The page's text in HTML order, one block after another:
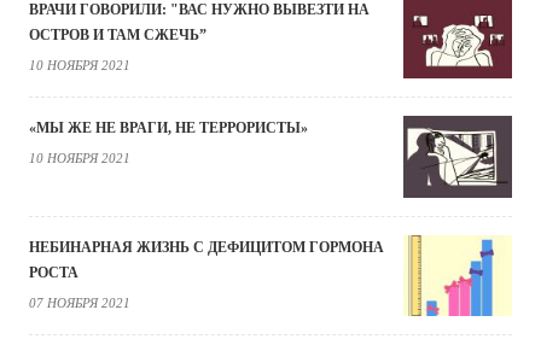
ВРАЧИ ГОВОРИЛИ: "ВАС НУЖНО ВЫВЕЗТИ НА
ОСТРОВ И ТАМ СЖЕЧЬ”
10 НОЯБРЯ 2021
«МЫ ЖЕ НЕ ВРАГИ, НЕ ТЕРРОРИСТЫ»
10 НОЯБРЯ 2021
НЕБИНАРНАЯ ЖИЗНЬ С ДЕФИЦИТОМ ГОРМОНА
РОСТА
07 НОЯБРЯ 2021